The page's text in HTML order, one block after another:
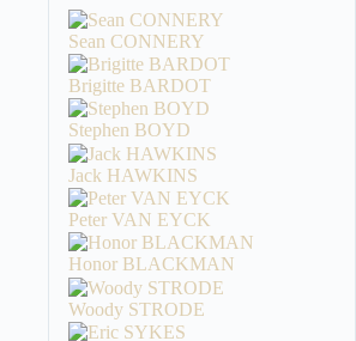
Sean CONNERY
Brigitte BARDOT
Stephen BOYD
Jack HAWKINS
Peter VAN EYCK
Honor BLACKMAN
Woody STRODE